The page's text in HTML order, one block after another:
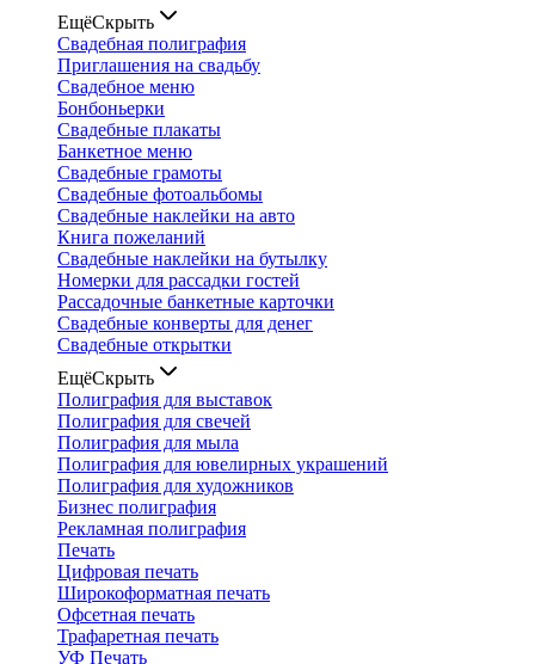
ЕщёСкрыть
Свадебная полиграфия
Приглашения на свадьбу
Свадебное меню
Бонбоньерки
Свадебные плакаты
Банкетное меню
Свадебные грамоты
Свадебные фотоальбомы
Свадебные наклейки на авто
Книга пожеланий
Свадебные наклейки на бутылку
Номерки для рассадки гостей
Рассадочные банкетные карточки
Свадебные конверты для денег
Свадебные открытки
ЕщёСкрыть
Полиграфия для выставок
Полиграфия для свечей
Полиграфия для мыла
Полиграфия для ювелирных украшений
Полиграфия для художников
Бизнес полиграфия
Рекламная полиграфия
Печать
Цифровая печать
Широкоформатная печать
Офсетная печать
Трафаретная печать
УФ Печать